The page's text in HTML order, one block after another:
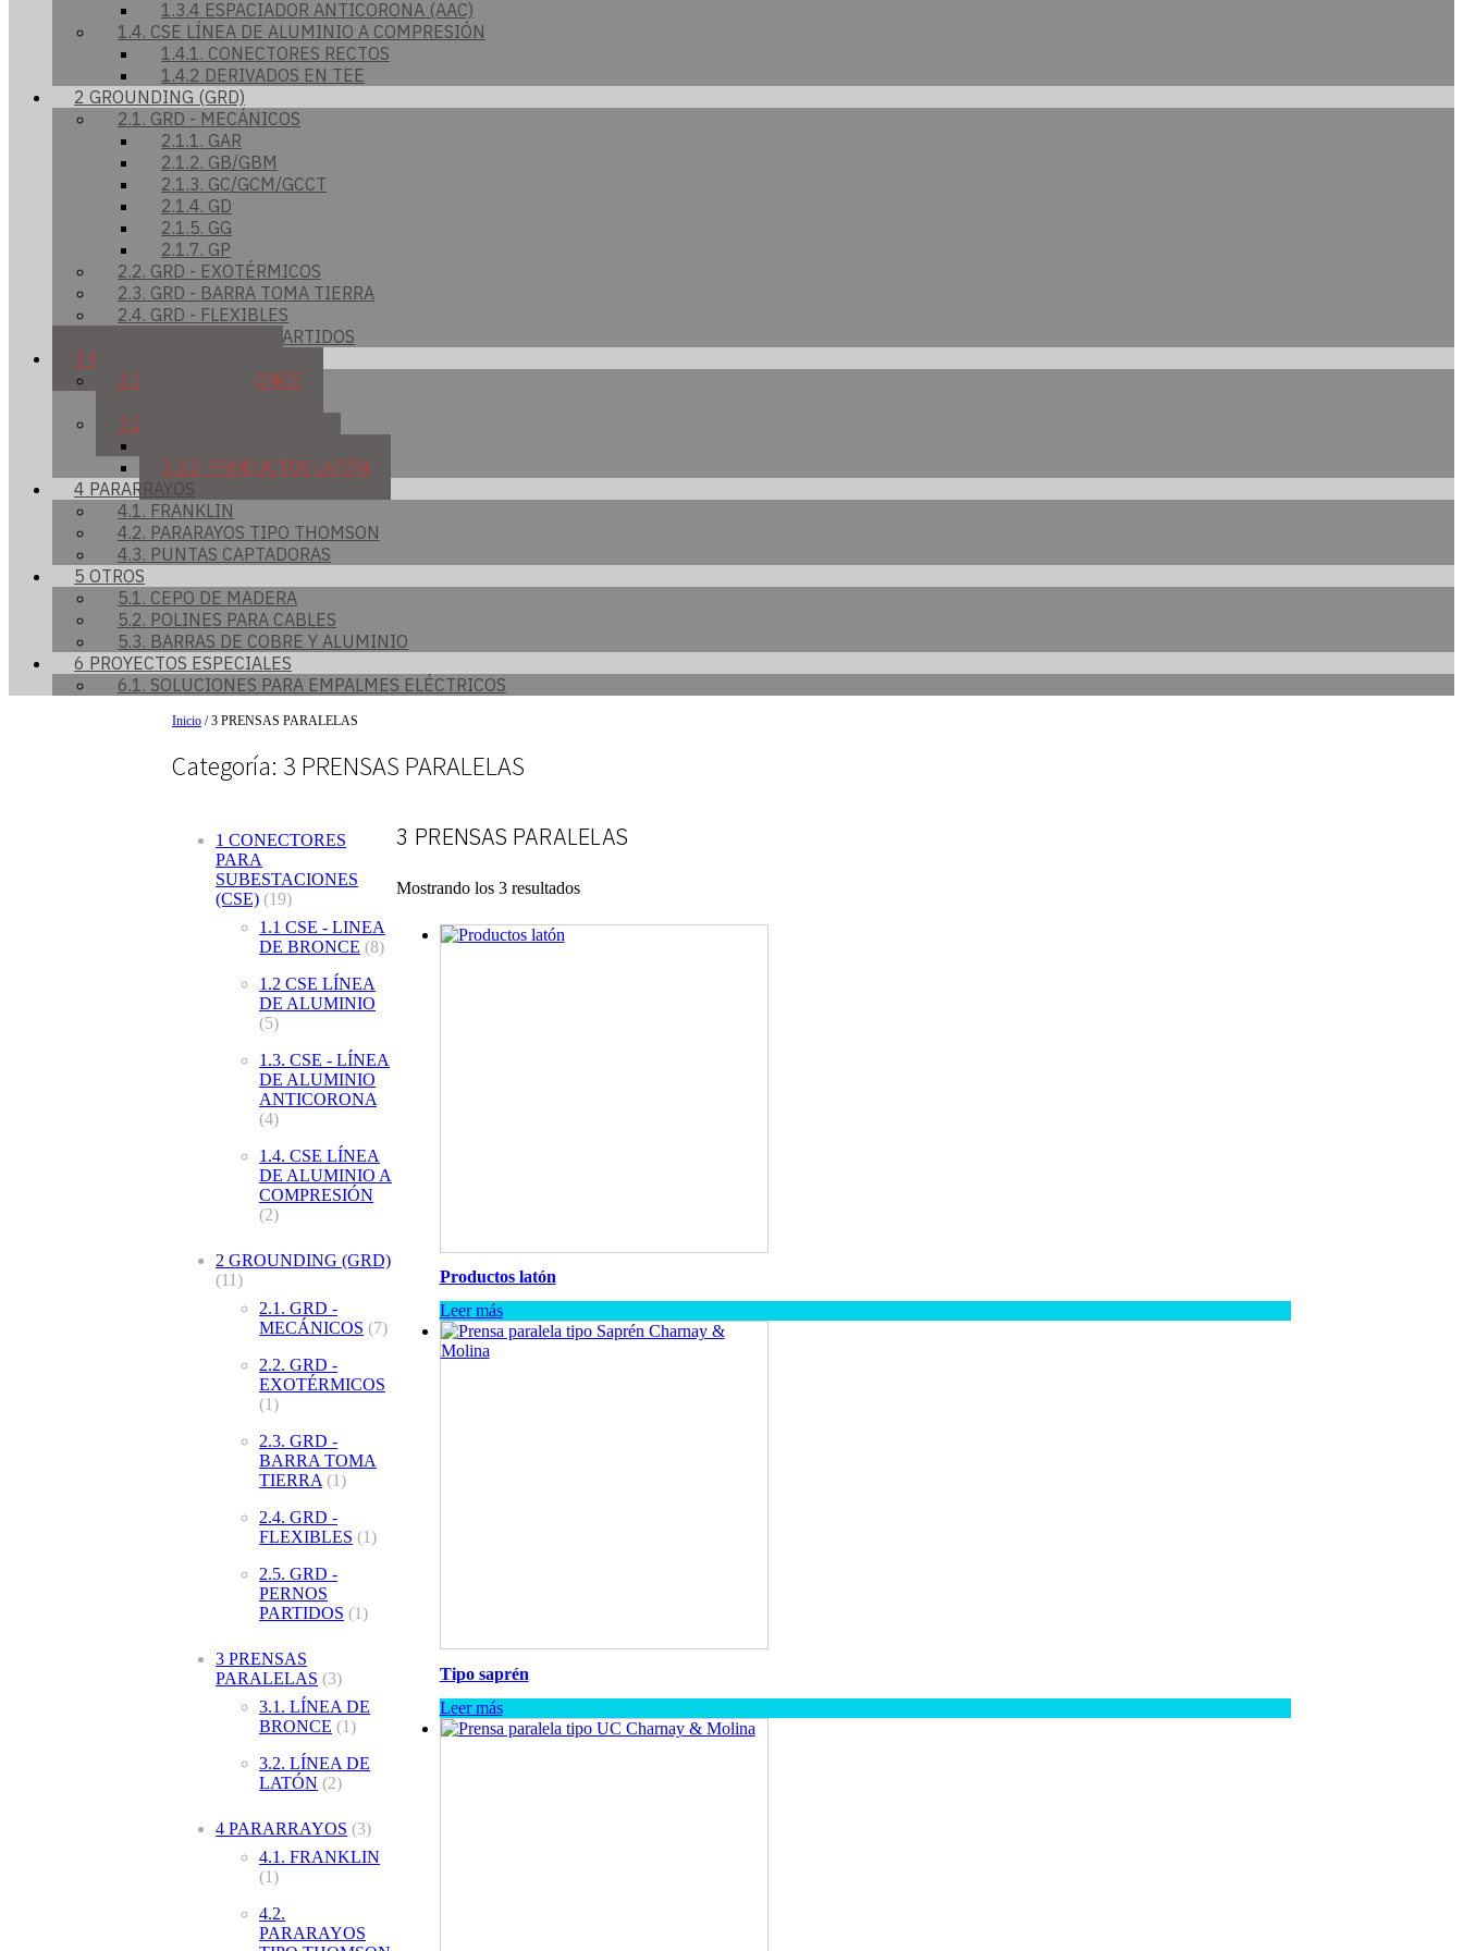
1.3.4 ESPACIADOR ANTICORONA (AAC)
1.4. CSE LÍNEA DE ALUMINIO A COMPRESIÓN
1.4.1. CONECTORES RECTOS
1.4.2 DERIVADOS EN TEE
2 GROUNDING (GRD)
2.1. GRD - MECÁNICOS
2.1.1. GAR
2.1.2. GB/GBM
2.1.3. GC/GCM/GCCT
2.1.4. GD
2.1.5. GG
2.1.7. GP
2.2. GRD - EXOTÉRMICOS
2.3. GRD - BARRA TOMA TIERRA
2.4. GRD - FLEXIBLES
2.5. GRD - PERNOS PARTIDOS
3 PRENSAS PARALELAS
3.1. LÍNEA DE BRONCE
3.2. LÍNEA DE LATÓN
3.2.2. PRODUCTOS LATÓN
4 PARARRAYOS
4.1. FRANKLIN
4.2. PARARAYOS TIPO THOMSON
4.3. PUNTAS CAPTADORAS
5 OTROS
5.1. CEPO DE MADERA
5.2. POLINES PARA CABLES
5.3. BARRAS DE COBRE Y ALUMINIO
6 PROYECTOS ESPECIALES
6.1. SOLUCIONES PARA EMPALMES ELÉCTRICOS
Inicio / 3 PRENSAS PARALELAS
Categoría: 3 PRENSAS PARALELAS
1 CONECTORES
PARA
SUBESTACIONES
(CSE) (19)
1.1 CSE - LINEA
DE BRONCE (8)
1.2 CSE LÍNEA
DE ALUMINIO
(5)
1.3. CSE - LÍNEA
DE ALUMINIO
ANTICORONA
(4)
1.4. CSE LÍNEA
DE ALUMINIO A
COMPRESIÓN
(2)
2 GROUNDING (GRD)
(11)
2.1. GRD -
MECÁNICOS (7)
2.2. GRD -
EXOTÉRMICOS
(1)
2.3. GRD -
BARRA TOMA
TIERRA (1)
2.4. GRD -
FLEXIBLES (1)
2.5. GRD -
PERNOS
PARTIDOS (1)
3 PRENSAS
PARALELAS (3)
3.1. LÍNEA DE
BRONCE (1)
3.2. LÍNEA DE
LATÓN (2)
4 PARARRAYOS (3)
4.1. FRANKLIN
(1)
4.2.
PARARAYOS
3 PRENSAS PARALELAS
Mostrando los 3 resultados
Productos latón
Leer más
Tipo saprén
Leer más